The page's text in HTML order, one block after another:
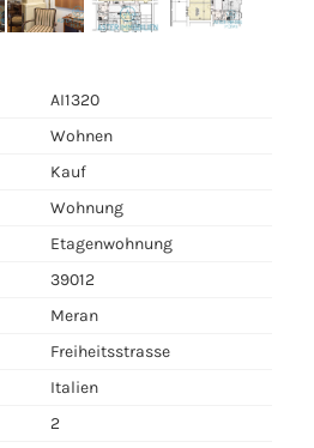
AI1320
Wohnen
Kauf
Wohnung
Etagenwohnung
39012
Meran
Freiheitsstrasse
Italien
2